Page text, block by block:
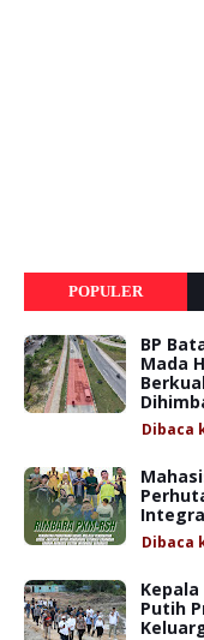
POPULER
BP
Mada
Dibaca
Dibaca
Putih